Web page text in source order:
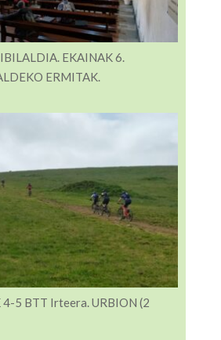
EKAINAK 6.
ERMITAK.
4-5 BTT Irteera. URBION (2